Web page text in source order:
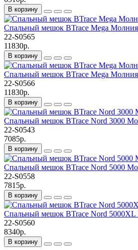
В корзину
Спальный мешок BTrace Mega Молния
22-S0565
11830р.
В корзину
Спальный мешок BTrace Mega Молния
22-S0566
11830р.
В корзину
Спальный мешок BTrace Nord 3000
22-S0543
7085р.
В корзину
Спальный мешок BTrace Nord 5000
22-S0558
7815р.
В корзину
Спальный мешок BTrace Nord 5000XL
22-S0560
8340р.
В корзину